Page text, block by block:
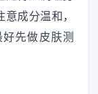
成分温和，
先做皮肤测